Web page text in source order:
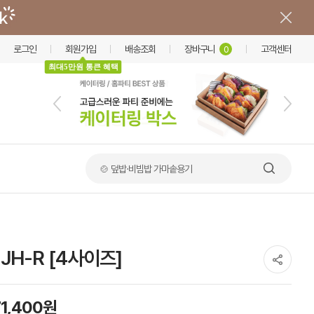
로그인 회원가입
최대5만원 통큰 혜택
배송조회 장바구니 0 고객센터
🍲 덮밥·비빔밥 가마솥용기
R [4사이즈]
원